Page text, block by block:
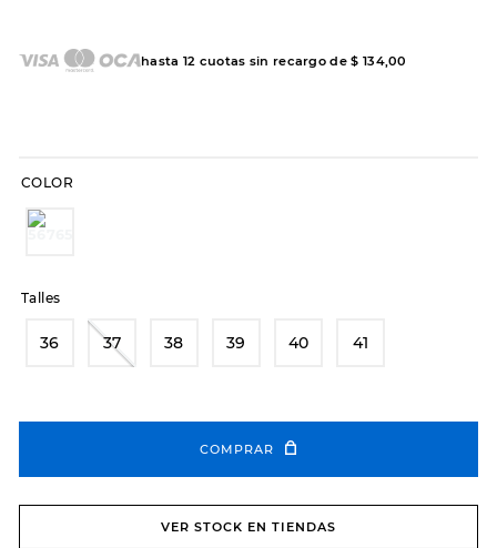
hasta 12 cuotas sin recargo de$ 134,00
COLOR
Talles
36 37 38 39 40 41
COMPRAR
VER STOCK EN TIENDAS